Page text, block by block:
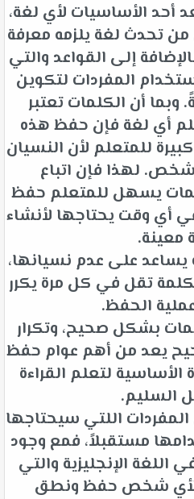
أحد الأساسيات لأي لغة،
تحدث لغة يلزمه معرفة
إلى القواعد والتي
المفردات لتكوين
وبما أن الكلمات تعتبر
أي لغة فإن حفظ هذه
للمتعلم لأن النسيان
لهذا فإن اتباع
يسهل للمتعلم حفظ
أي وقت يحتاجها لأنشاء
معينة.
يساعد على عدم نسيانها،
تقل في كل مرة يكرر
الحفظ.
بشكل صحيح، وتكرار
يعد من أهم عوام حفظ
لتعلم القراءة
السليم.
اللتي سيحتاجها
مستقبلاً، فمع وجود
الإنجليزية والتي
لأي شخص حفظ ونطق